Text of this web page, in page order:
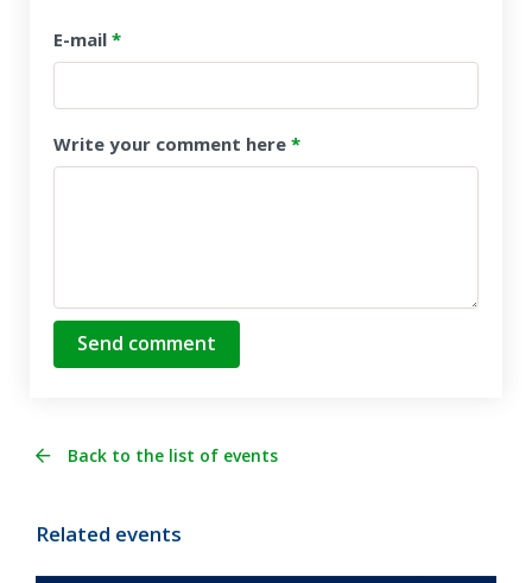
E-mail *
Write your comment here *
Send comment
Back to the list of events
Related events